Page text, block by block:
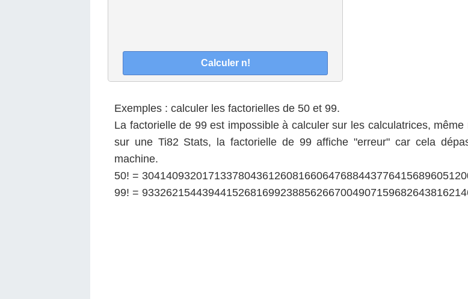
Exemples : calculer les factorielles de 50 et 99.
La factorielle de 99 est impossible à calculer sur les calculatrices,
sur une Ti82 Stats, la factorielle de 99 affiche "erreur" car cela
machine.
50! =
99! =